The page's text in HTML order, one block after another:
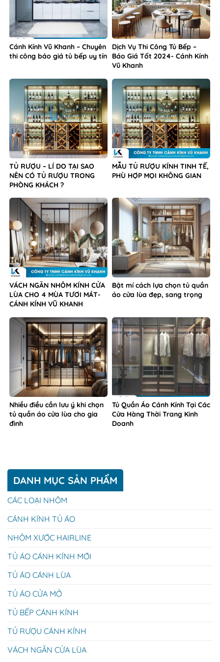
Cánh Kính Vũ Khanh – Chuyên
thi công báo giá tủ bếp uy tín
Dịch Vụ Thi Công Tủ Bếp –
Báo Giá Tốt 2024- Cánh Kính
Vũ Khanh
TỦ RƯỢU – LÍ DO TẠI SAO
NÊN CÓ TỦ RƯỢU TRONG
PHÒNG KHÁCH ?
MẪU TỦ RƯỢU KÍNH TINH TẾ,
PHÙ HỢP MỌI KHÔNG GIAN
VÁCH NGĂN NHÔM KÍNH CỬA
LÙA CHO 4 MÙA TƯƠI MÁT-
CÁNH KÍNH VŨ KHANH
Bật mí cách lựa chọn tủ quần
áo cửa lùa đẹp, sang trọng
Nhiều điều cần lưu ý khi chọn
tủ quần áo cửa lùa cho gia
đình
Tủ Quần Áo Cánh Kính Tại Các
Cửa Hàng Thời Trang Kinh
Doanh
DANH MỤC SẢN PHẨM
CÁC LOẠI NHÔM
CÁNH KÍNH TỦ ÁO
NHÔM XƯỚC HAIRLINE
TỦ ÁO CÁNH KÍNH MỚI
TỦ ÁO CÁNH LÙA
TỦ ÁO CỬA MỞ
TỦ BẾP CÁNH KÍNH
TỦ RƯỢU CÁNH KÍNH
VÁCH NGĂN CỬA LÙA